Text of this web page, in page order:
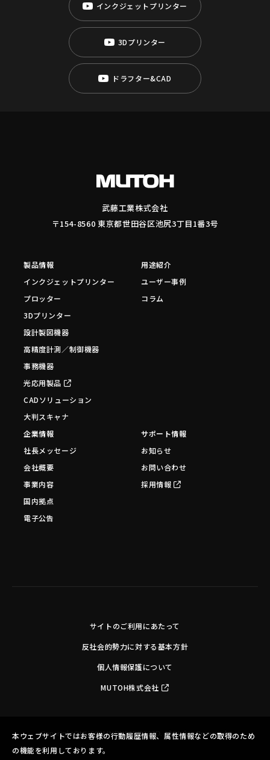
インクジェットプリンター
3Dプリンター
ドラフター&CAD
武藤工業株式会社
〒154-8560 東京都世田谷区池尻3丁目1番3号
製品情報
インクジェットプリンター
プロッター
3Dプリンター
設計製図機器
高精度計測／制御機器
事務機器
光応用製品
CADソリューション
大判スキャナ
用途紹介
ユーザー事例
コラム
企業情報
社長メッセージ
会社概要
事業内容
国内拠点
電子公告
サポート情報
お知らせ
お問い合わせ
採用情報
サイトのご利用にあたって
反社会的勢力に対する基本方針
個人情報保護について
MUTOH株式会社
Copyright©MUTOH INDUSTRIES LTD. All Rights Reserved.
本ウェブサイトではお客様の行動履歴情報、属性情報などの取得のため
の機能を利用しております。